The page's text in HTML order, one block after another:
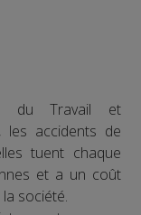
du Travail et
les accidents de
tuent chaque
et a un coût
société.